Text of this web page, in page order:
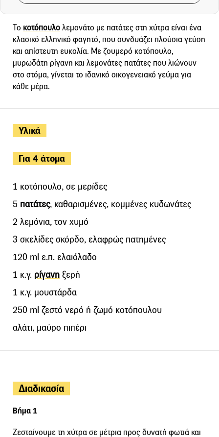
Υλικά
Για 4 άτομα
1 κοτόπουλο, σε μερίδες
5 πατάτες, καθαρισμένες, κομμένες κυδωνάτες
2 λεμόνια, τον χυμό
3 σκελίδες σκόρδο, ελαφρώς πατημένες
120 ml ε.π. ελαιόλαδο
1 κ.γ. ρίγανη ξερή
1 κ.γ. μουστάρδα
250 ml ζεστό νερό ή ζωμό κοτόπουλου
αλάτι, μαύρο πιπέρι
Το κοτόπουλολεμονάτο με πατάτες στη χύτρα είναι ένα
κλασικό ελληνικό φαγητό, που συνδυάζει πλούσια γεύση
και απίστευτη ευκολία. Με ζουμερό κοτόπουλο,
μυρωδάτη ρίγανη και λεμονάτες πατάτες που λιώνουν
στο στόμα, γίνεται το ιδανικό οικογενειακό γεύμα για
κάθε μέρα.
Διαδικασία
Βήμα 1
Ζεσταίνουμε τη χύτρα σε μέτρια προς δυνατή φωτιά και